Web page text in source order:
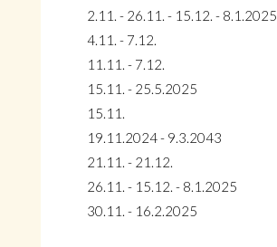
2.11. - 26.11. - 15.12. - 8.1.2025
4.11. - 7.12.
11.11. - 7.12.
15.11. - 25.5.2025
15.11.
19.11.2024 - 9.3.2043
21.11. - 21.12.
26.11. - 15.12. - 8.1.2025
30.11. - 16.2.2025